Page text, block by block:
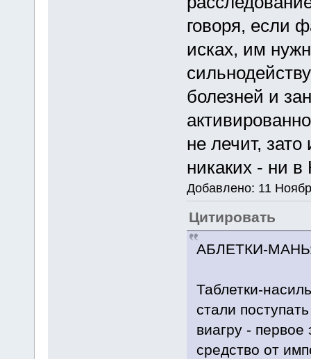
говоря, если
исках, им
болезней и
не лечит,
никаких - ни
Добавлено: 11
Цитировать
АБЛЕТКИ-
Таблетки-
стали
виагру -
средство от